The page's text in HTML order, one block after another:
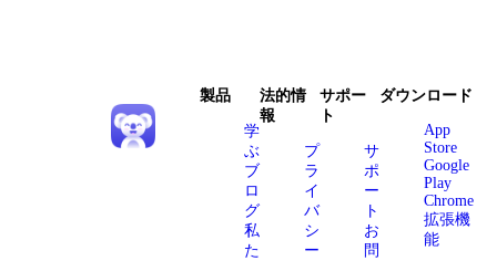
製品
学
ぶ
ブ
ロ
グ
私
た
法的情
報
プ
ラ
イ
バ
シ
ー
サポー
ト
サ
ポ
ー
ト
お
問
ダウンロード
App
Store
Google
Play
Chrome
拡張機
能